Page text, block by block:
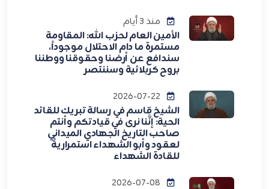
منذ 3 أيام
الأمين العام لحزب الله: المقاومة
مستمرة ما دام الاحتلال موجوداً،
سندافع عن أرضنا وحقوقنا ووطننا
بروح كربلائية وسننتصر
الشيخ قاسم في رسالة تبريك للقائد
الحية: إنَّنا نرى في قيادتكم وأنتم
صاحب التاريخ الجهادي الميداني
لعقود وأبو الشهداء استمراريةً
للقادة الشهداء